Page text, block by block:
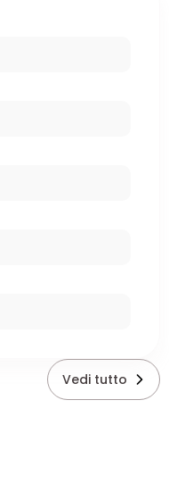
Vedi tutto